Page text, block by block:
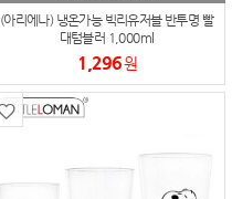
(아리에나) 냉온가능 빅리유저블 반투명 빨
대텀블러 1,000ml
1,296원